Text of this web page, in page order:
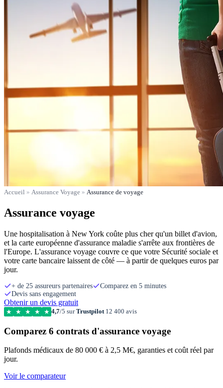
Accueil » Assurance Voyage » Assurance de voyage
Assurance voyage
Une hospitalisation à New York coûte plus cher qu'un billet d'avion,
et la carte européenne d'assurance maladie s'arrête aux frontières de
l'Europe. L'assurance voyage couvre ce que votre Sécurité sociale et
votre carte bancaire laissent de côté — à partir de quelques euros par
jour.
+ de 25 assureurs partenaires
Comparez en 5 minutes
Devis sans engagement
Obtenir un devis gratuit
★ ★ ★ ★ ★ 4,7/5 surTrustpilot12 400 avis
Comparez 6 contrats d'assurance voyage
Plafonds médicaux de 80 000 € à 2,5 M€, garanties et coût réel par
jour.
Voir le comparateur